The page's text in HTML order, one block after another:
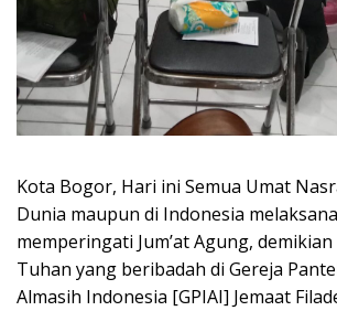
Kota Bogor, Hari ini Semua Umat
Dunia maupun di Indonesia
memperingati Jum’at Agung,
Tuhan yang beribadah di Gereja
Almasih Indonesia [GPIAI] Jemaat